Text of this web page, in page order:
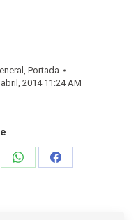
, Portada
2014 11:24 AM
Share
Share